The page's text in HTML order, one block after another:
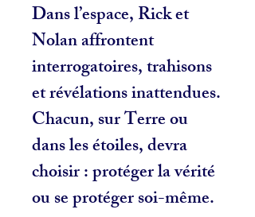
Dans l’espace, Rick et
Nolan affrontent
interrogatoires, trahisons
et révélations inattendues.
Chacun, sur Terre ou
dans les étoiles, devra
choisir : protéger la vérité
ou se protéger soi-même.